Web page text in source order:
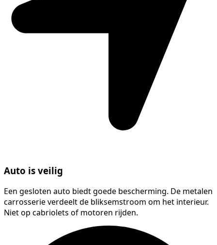
Auto is veilig
Een gesloten auto biedt goede bescherming. De metalen
carrosserie verdeelt de bliksemstroom om het interieur.
Niet op cabriolets of motoren rijden.